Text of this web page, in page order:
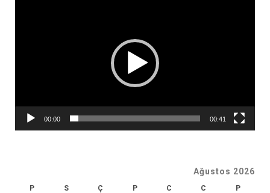
00:00 00:41
Ağustos 2026
P S Ç P C C P